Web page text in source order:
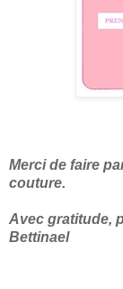
Merci de faire
couture.
Avec gratitude,
Bettinael